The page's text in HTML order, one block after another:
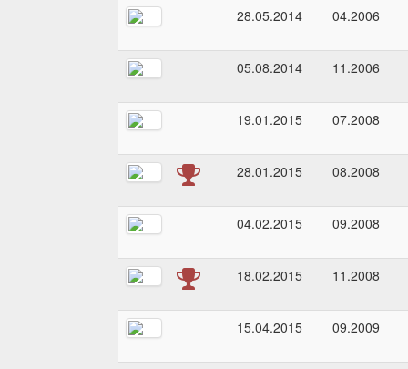
28.05.2014 04.2006
05.08.2014 11.2006
19.01.2015 07.2008
28.01.2015 08.2008
04.02.2015 09.2008
18.02.2015 11.2008
15.04.2015 09.2009